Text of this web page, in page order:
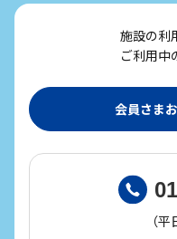
施設の利
ご利用中
会員さま
（